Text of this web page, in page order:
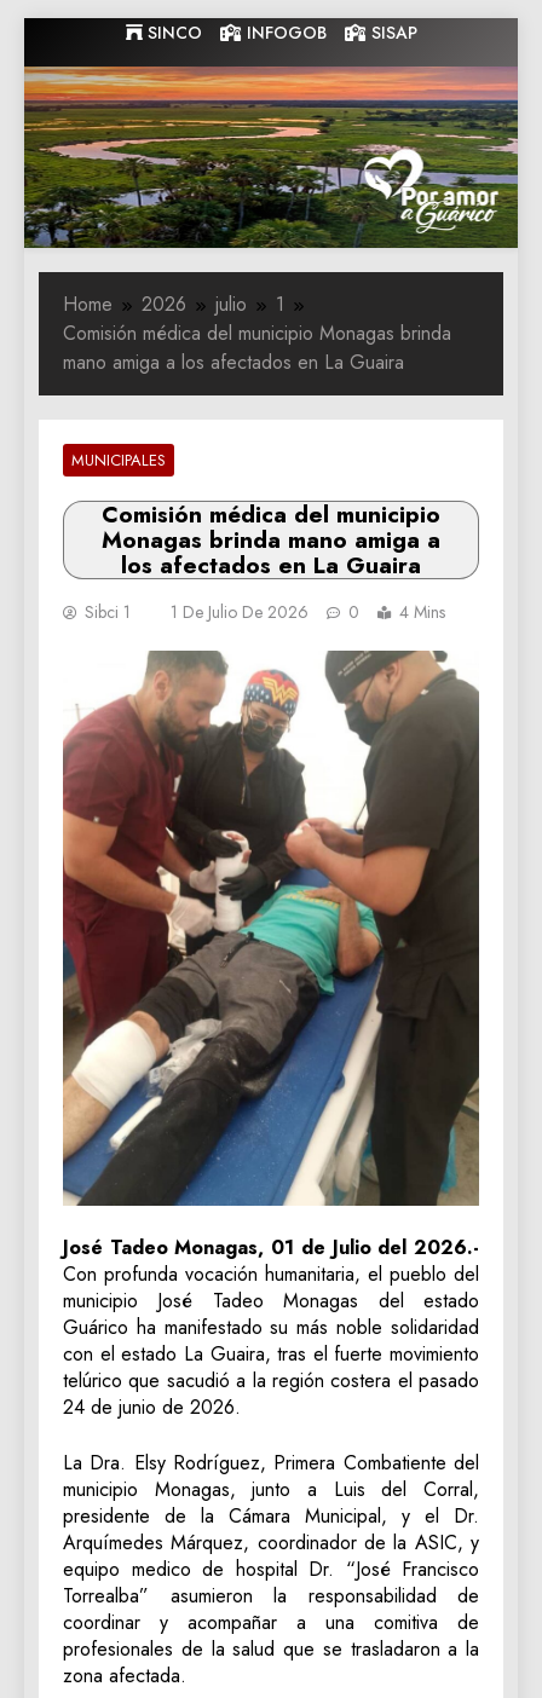
to
content
SINCO INFOGOB SISAP
Gobernacion
de Guarico
Gobernacion de Guarico
Home 2026 julio
1
Comisión médica del municipio Monagas brinda
mano amiga a los afectados en La Guaira
MUNICIPALES
Comisión médica del municipio
Monagas brinda mano amiga a
los afectados en La Guaira
Sibci 1 1 De Julio De 2026 0 4 Mins
José Tadeo Monagas, 01 de Julio del 2026.-
Con profunda vocación humanitaria, el pueblo del
municipio José Tadeo Monagas del estado
Guárico ha manifestado su más noble solidaridad
con el estado La Guaira, tras el fuerte movimiento
telúrico que sacudió a la región costera el pasado
24 de junio de 2026.
La Dra. Elsy Rodríguez, Primera Combatiente del
municipio Monagas, junto a Luis del Corral,
presidente de la Cámara Municipal, y el Dr.
Arquímedes Márquez, coordinador de la ASIC, y
equipo medico de hospital Dr. “José Francisco
Torrealba” asumieron la responsabilidad de
coordinar y acompañar a una comitiva de
profesionales de la salud que se trasladaron a la
zona afectada.